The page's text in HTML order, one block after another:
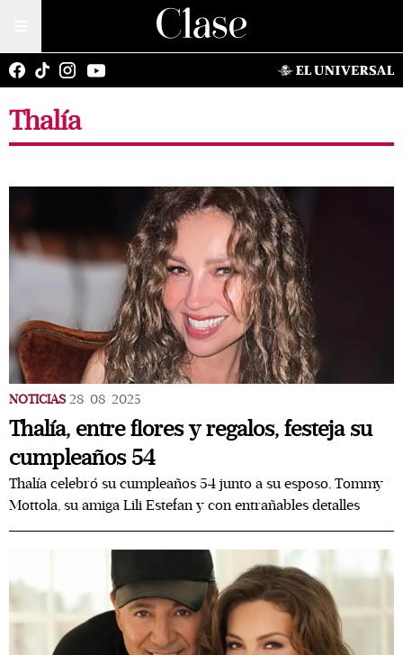
Thalía
NOTICIAS 28/08/2025
Thalía, entre flores y regalos, festeja su
cumpleaños 54
Thalía celebró su cumpleaños 54 junto a su esposo, Tommy
Mottola, su amiga Lili Estefan y con entrañables detalles